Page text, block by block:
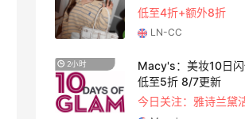
低至6折
Columbia Sportswear
1天23小时
Bloomingdales：美
促！入手 Dior、Prada
等